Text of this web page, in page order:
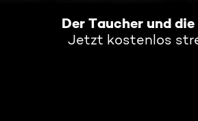
Der Taucher und
Jetzt kostenlos